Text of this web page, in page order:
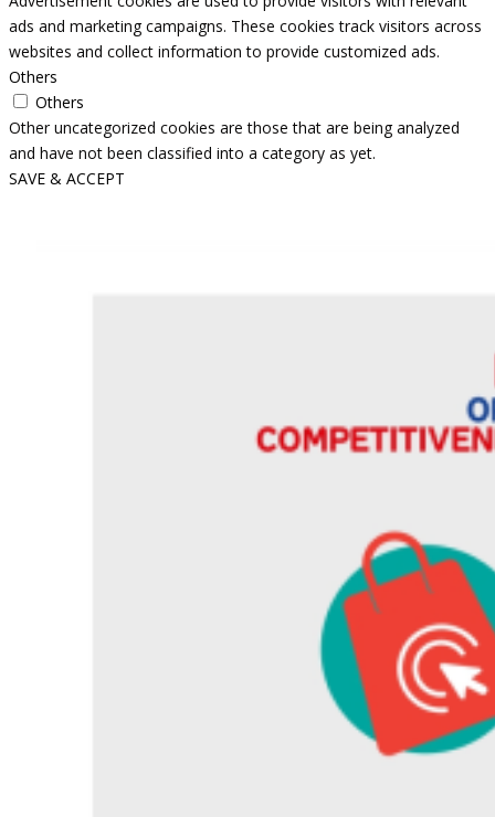
ads and marketing campaigns. These cookies track visitors across
websites and collect information to provide customized ads.
Others
Others
Other uncategorized cookies are those that are being analyzed
and have not been classified into a category as yet.
SAVE & ACCEPT